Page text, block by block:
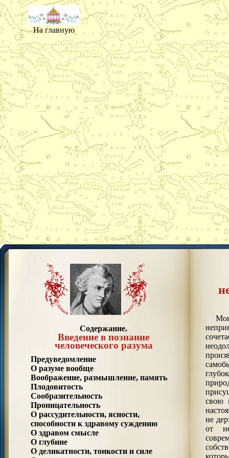
На главную
Содержание.
Введение в познание
человеческого разума
Предуведомление
О разуме вообще
Воображение, размышление, память
Плодовитость
Сообразительность
Проницательность
О рассудительности, ясности,
способности к здравому суждению
О здравом смысле
О глубине
О деликатности, тонкости и силе
свою
не
от